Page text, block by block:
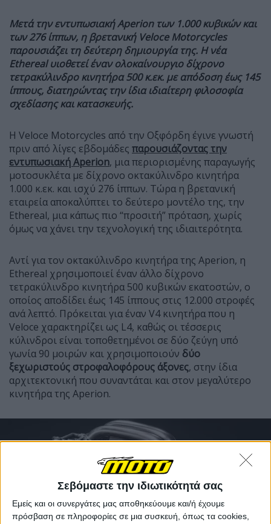
Σεβόμαστε την ιδιωτικότητά σας
Εμείς και οι συνεργάτες μας αποθηκεύουμε και/ή έχουμε
πρόσβαση σε πληροφορίες σε μια συσκευή, όπως τα cookies,
Μετά την εντυπωσιακή Aperion των 1.000 κυβικών και
των 276 ίππων, η βρετανική Veloce Motorcycles
παρουσιάζει τη δεύτερη δημιουργία της. Η νέα
Ethereal υιοθετεί έναν ολοκαίνουργιο δίχρονο
τετρακύλινδρο κινητήρα 500 κ.εκ. με απόδοση έως 145
ίππους, διατηρώντας την ίδια ιδιαίτερη φιλοσοφία
σχεδίασης και κατασκευής.
Η Veloce Motorcycles από την Οξφόρδη έγινε γνωστή
πριν από λίγες εβδομάδες παρουσιάζοντας την
εντυπωσιακή Aperion, μια περιορισμένης παραγωγής
μοτοσυκλέτα με δίχρονο οκτακύλινδρο κινητήρα
1.000 κ.εκ. και ισχύ 276 ίππων. Τώρα η βρετανική
εταιρεία αποκαλύπτει το δεύτερο μοντέλο της, την
Ethereal, μια κάπως πιο “προσιτή” πρόταση, χωρίς
όμως να χάνει την τεχνολογική της ιδιαιτερότητα.
Αντί για τον οκτακύλινδρο κινητήρα της Aperion, η
Ethereal χρησιμοποιεί έναν άλλο δίχρονο
τετρακύλινδρο κινητήρα 500 κυβικών εκατοστών, ο
οποίος αποδίδει έως 145 ίππους στις 12.000 στροφές
ανά λεπτό. Πρόκειται για έναν V4 κινητήρα που η
Veloce χαρακτηρίζει ως L4, καθώς οι τέσσερις
κύλινδροι είναι τοποθετημένοι σε δύο ζεύγη υπό
γωνία 90 μοιρών και χρησιμοποιούν δύο
ξεχωριστούς στροφαλοφόρους άξονες, στην ίδια
αρχιτεκτονική που συναντάται και στον μεγαλύτερο
κινητήρα της Aperion.